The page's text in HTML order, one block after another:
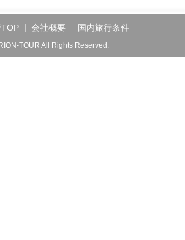
会社概要 国内旅行条件
TOUR All Rights Reserved.